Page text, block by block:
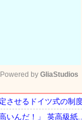
Mute
Powered by GliaStudios